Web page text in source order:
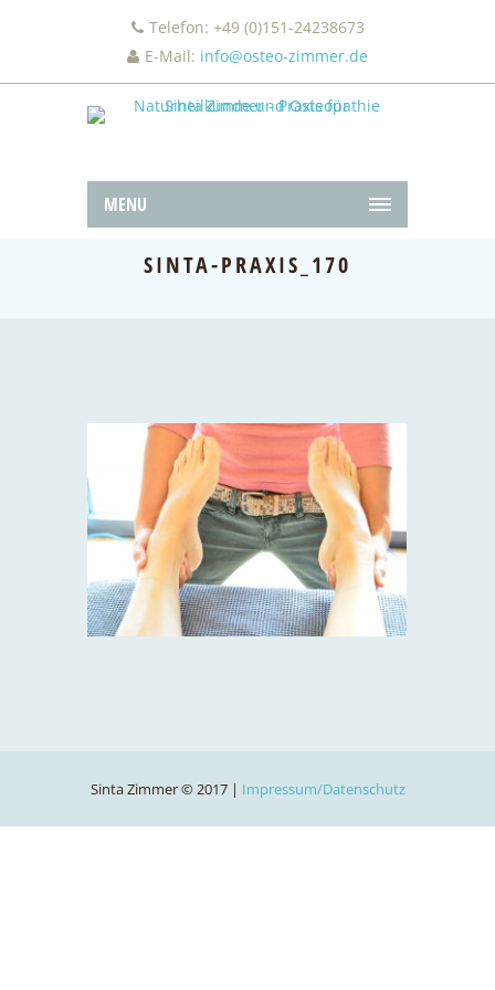
Telefon: +49 (0)151-24238673
E-Mail: info@osteo-zimmer.de
MENU
SINTA-PRAXIS_170
Sinta Zimmer © 2017 | Impressum/Datenschutz